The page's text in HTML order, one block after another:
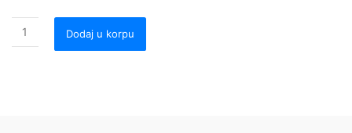
Dodaj u korpu